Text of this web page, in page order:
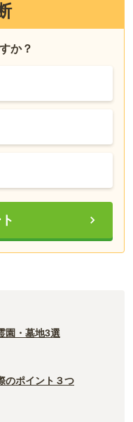
か？
園・墓地3選
のポイント３つ